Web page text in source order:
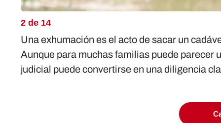
2 de 14
Una exhumación es el acto de sacar un
Aunque para muchas familias puede parecer
judicial puede convertirse en una diligencia